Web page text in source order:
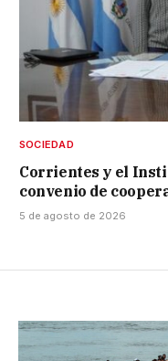
SOCIEDAD
Corrientes y el
convenio de
5 de agosto de 2026